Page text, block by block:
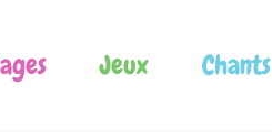
Jeux Chants